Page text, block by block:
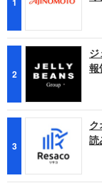
2
報
3
読